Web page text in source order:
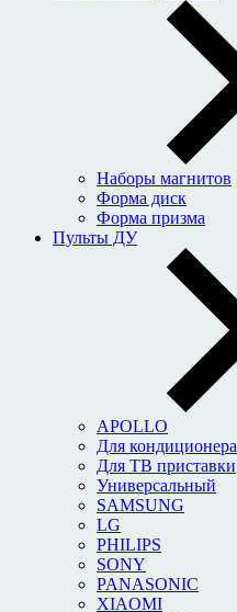
Наборы магнитов
Форма диск
Форма призма
Пульты ДУ
APOLLO
Для кондиционера
Для ТВ приставки
Универсальный
SAMSUNG
LG
PHILIPS
SONY
PANASONIC
XIAOMI